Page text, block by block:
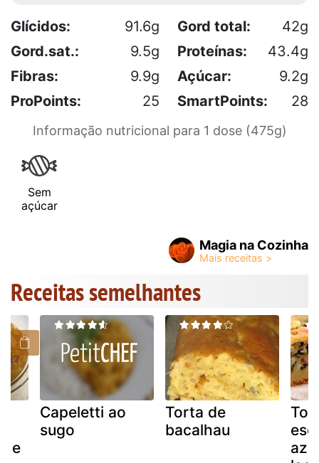
Glícidos: 91.6g Gord total:
42g
Gord.sat.:
9.5g Proteínas:
43.4g
Fibras:
9.9g Açúcar:
9.2g
ProPoints:
25 SmartPoints: 28
Informação nutricional para 1 dose (475g)
Sem
açúcar
Magia na Cozinha
Receitas semelhantes
e
Capeletti ao
sugo
Torta de
bacalhau